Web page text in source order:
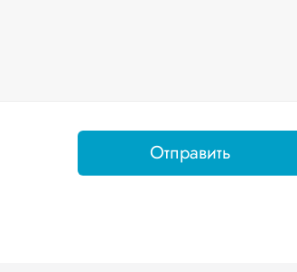
Отправить